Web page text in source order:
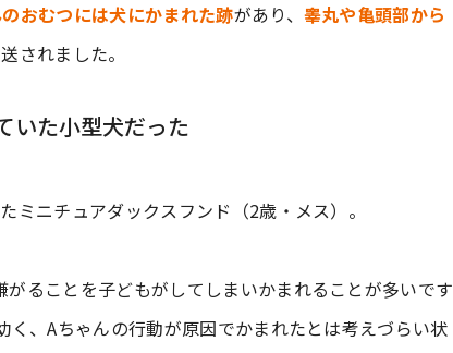
おむつには犬にかまれた跡があり、 睾丸や亀頭部から
されました。
いた小型犬だった
ミニチュアダックスフンド（2歳・メス）。
ることを子どもがしてしまいかまれることが多いです
、Aちゃんの行動が原因でかまれたとは考えづらい状